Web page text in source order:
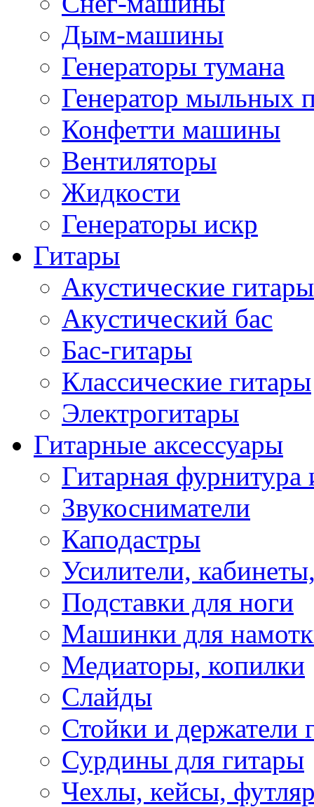
Дым-машины
Генераторы тумана
Генератор мыльных
Конфетти машины
Вентиляторы
Жидкости
Генераторы искр
Гитары
Акустические гитары
Акустический бас
Бас-гитары
Классические гитары
Электрогитары
Гитарные аксессуары
Гитарная фурнитура
Звукосниматели
Каподастры
Усилители,
Подставки для ноги
Машинки для
Медиаторы, копилки
Слайды
Стойки и держатели
Сурдины для гитары
Чехлы, кейсы,